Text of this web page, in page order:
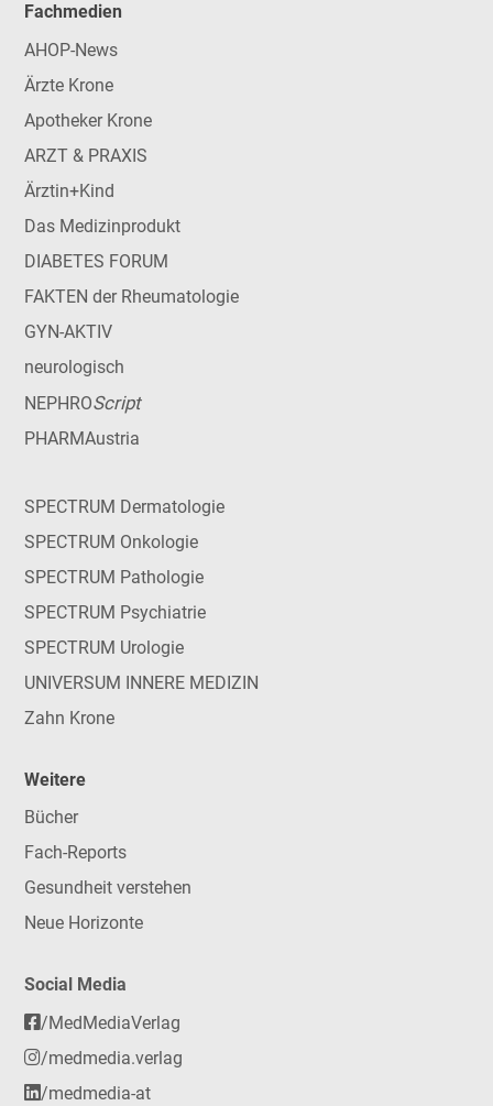
Fachmedien
AHOP-News
Ärzte Krone
Apotheker Krone
ARZT & PRAXIS
Ärztin+Kind
Das Medizinprodukt
DIABETES FORUM
FAKTEN der Rheumatologie
GYN-AKTIV
neurologisch
NEPHROScript
PHARMAustria
SPECTRUM Dermatologie
SPECTRUM Onkologie
SPECTRUM Pathologie
SPECTRUM Psychiatrie
SPECTRUM Urologie
UNIVERSUM INNERE MEDIZIN
Zahn Krone
Weitere
Bücher
Fach-Reports
Gesundheit verstehen
Neue Horizonte
Social Media
/MedMediaVerlag
/medmedia.verlag
/medmedia-at